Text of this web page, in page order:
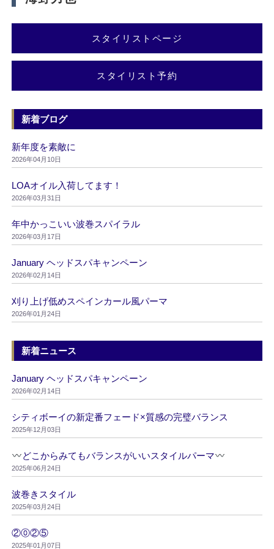
スタイリストページ
スタイリスト予約
新着ブログ
新年度を素敵に
2026年04月10日
LOAオイル入荷してます！
2026年03月31日
年中かっこいい波巻スパイラル
2026年03月17日
January ヘッドスパキャンペーン
2026年02月14日
刈り上げ低めスペインカール風パーマ
2026年01月24日
新着ニュース
January ヘッドスパキャンペーン
2026年02月14日
シティボーイの新定番フェード×質感の完璧バランス
2025年12月03日
どこからみてもバランスがいいスタイルパーマ
2025年06月24日
波巻きスタイル
2025年03月24日
②⓪②⑤
2025年01月07日